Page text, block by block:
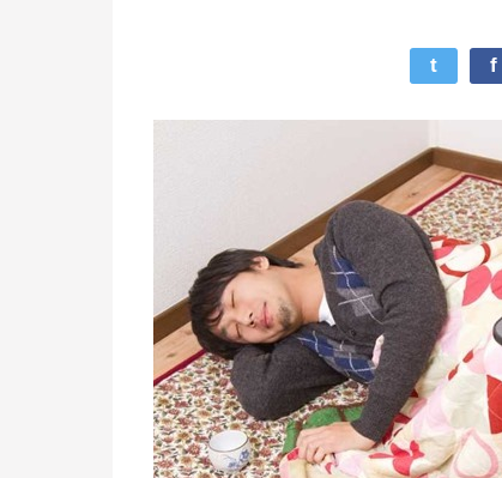
t f